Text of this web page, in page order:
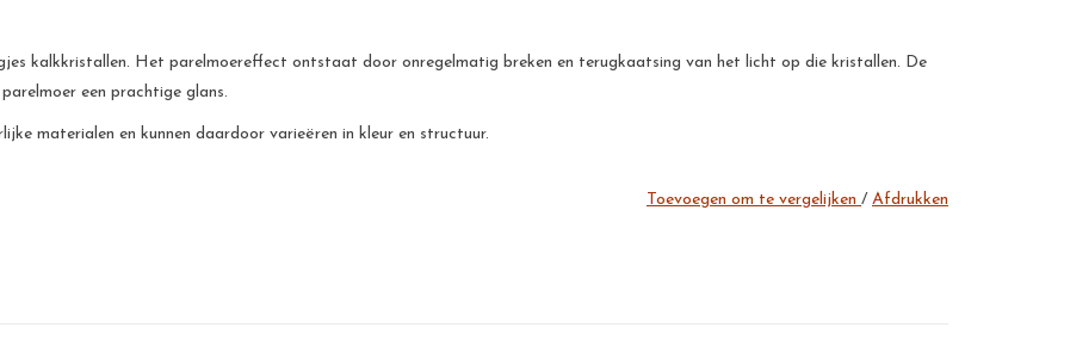
kalkkristallen. Het parelmoereffect ontstaat door onregelmatig breken en terugkaatsing van het licht op die kristallen. De
een prachtige glans.
materialen en kunnen daardoor varieëren in kleur en structuur.
Toevoegen om te vergelijken / Afdrukken